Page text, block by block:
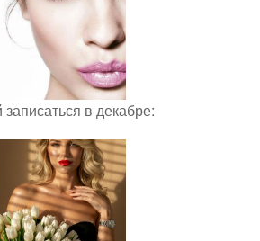
записаться в декабре: